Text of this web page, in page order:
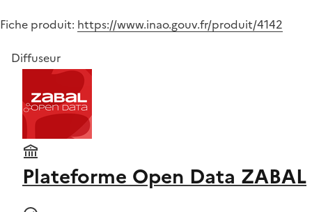
Fiche produit: https://www.inao.gouv.fr/produit/4142
Diffuseur
Plateforme Open Data ZABAL